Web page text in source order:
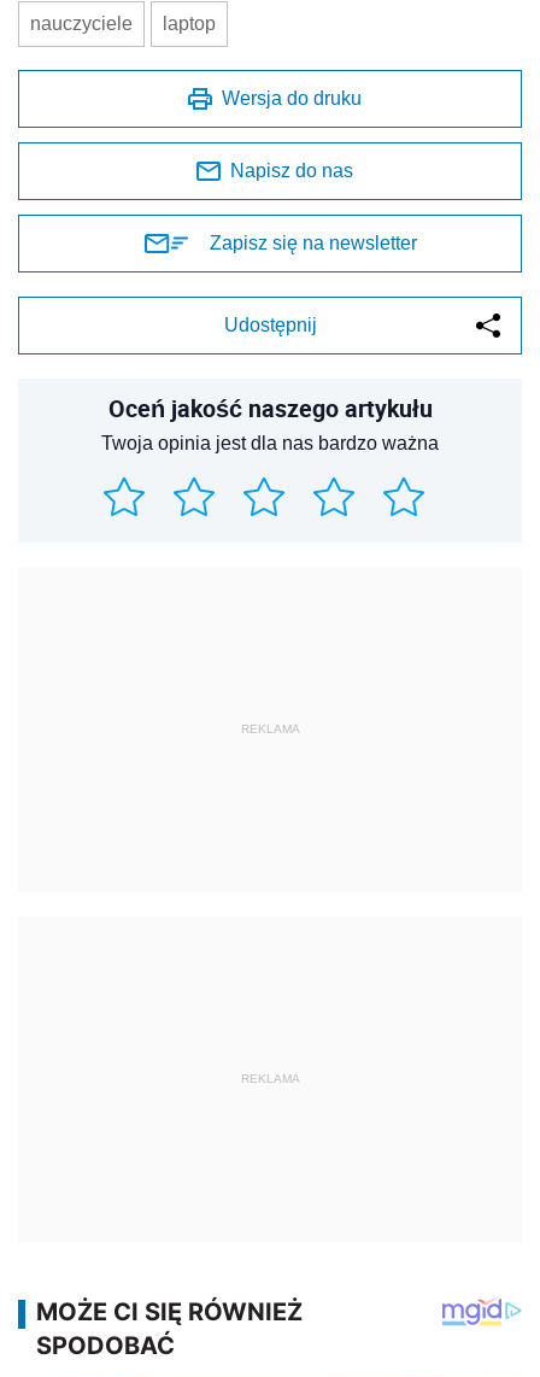
nauczyciele laptop
Wersja do druku
Napisz do nas
Zapisz się na newsletter
Udostępnij
Oceń jakość naszego artykułu
Twoja opinia jest dla nas bardzo ważna
REKLAMA
REKLAMA